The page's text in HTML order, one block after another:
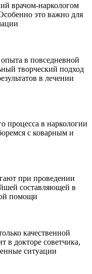
врачом-наркологом
это важно для
в повседневной
творческий подход
в лечении
процесса в наркологии
с коварным и
при проведении
составляющей в
помощи
качественной
в докторе советчика,
ситуации